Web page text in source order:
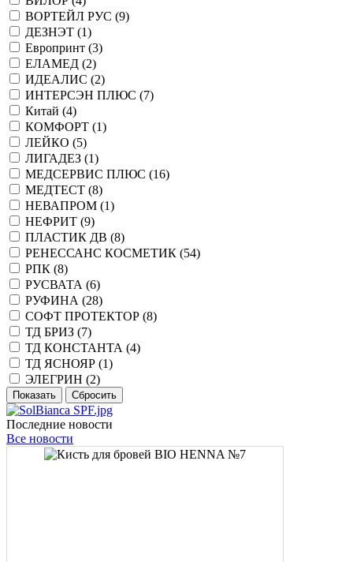
ВОРТЕЙЛ РУС (9)
ДЕЗНЭТ (1)
Европринт (3)
ЕЛАМЕД (2)
ИДЕАЛИС (2)
ИНТЕРСЭН ПЛЮС (7)
Китай (4)
КОМФОРТ (1)
ЛЕЙКО (5)
ЛИГАДЕЗ (1)
МЕДСЕРВИС ПЛЮС (16)
МЕДТЕСТ (8)
НЕВАПРОМ (1)
НЕФРИТ (9)
ПЛАСТИК ДВ (8)
РЕНЕССАНС КОСМЕТИК (54)
РПК (8)
РУСВАТА (6)
РУФИНА (28)
СОФТ ПРОТЕКТОР (8)
ТД БРИЗ (7)
ТД КОНСТАНТА (4)
ТД ЯСНОЯР (1)
ЭЛЕГРИН (2)
Последние новости
Все новости